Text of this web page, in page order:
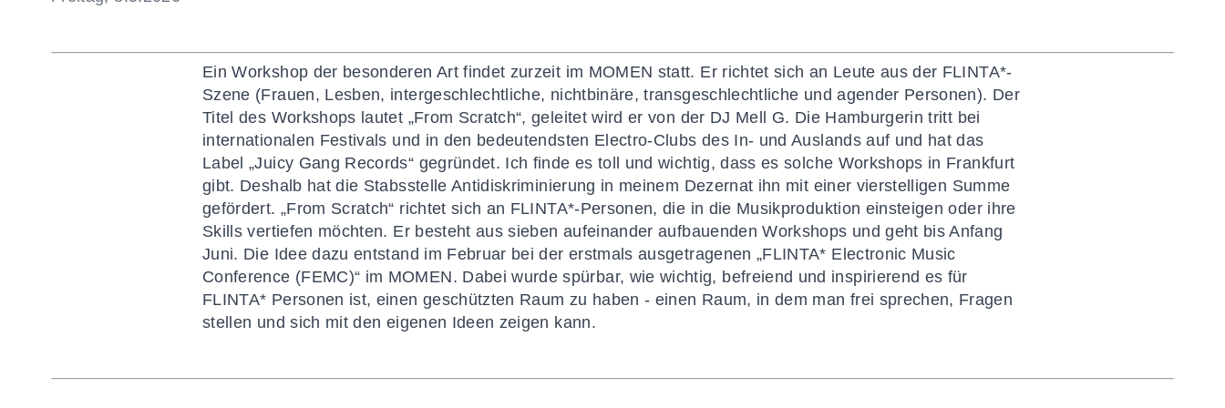
Ein Workshop der besonderen Art findet zurzeit im MOMEN statt. Er richtet sich an Leute aus der FLINTA*-
Szene (Frauen, Lesben, intergeschlechtliche, nichtbinäre, transgeschlechtliche und agender Personen). Der
Titel des Workshops lautet „From Scratch“, geleitet wird er von der DJ Mell G. Die Hamburgerin tritt bei
internationalen Festivals und in den bedeutendsten Electro-Clubs des In- und Auslands auf und hat das
Label „Juicy Gang Records“ gegründet. Ich finde es toll und wichtig, dass es solche Workshops in Frankfurt
gibt. Deshalb hat die Stabsstelle Antidiskriminierung in meinem Dezernat ihn mit einer vierstelligen Summe
gefördert. „From Scratch“ richtet sich an FLINTA*-Personen, die in die Musikproduktion einsteigen oder ihre
Skills vertiefen möchten. Er besteht aus sieben aufeinander aufbauenden Workshops und geht bis Anfang
Juni. Die Idee dazu entstand im Februar bei der erstmals ausgetragenen „FLINTA* Electronic Music
Conference (FEMC)“ im MOMEN. Dabei wurde spürbar, wie wichtig, befreiend und inspirierend es für
FLINTA* Personen ist, einen geschützten Raum zu haben - einen Raum, in dem man frei sprechen, Fragen
stellen und sich mit den eigenen Ideen zeigen kann.